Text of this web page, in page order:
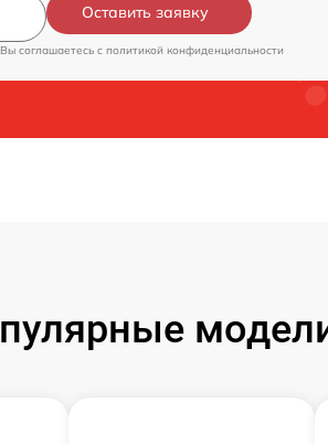
Оставить заявку
соглашаетесь c политикой конфиденциальности